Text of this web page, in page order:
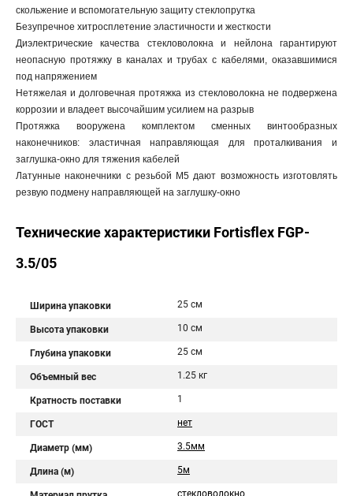
скольжение и вспомогательную защиту стеклопрутка
Безупречное хитросплетение эластичности и жесткости
Диэлектрические качества стекловолокна и нейлона гарантируют
неопасную протяжку в каналах и трубах с кабелями, оказавшимися
под напряжением
Нетяжелая и долговечная протяжка из стекловолокна не подвержена
коррозии и владеет высочайшим усилием на разрыв
Протяжка вооружена комплектом сменных винтообразных
наконечников: эластичная направляющая для проталкивания и
заглушка-окно для тяжения кабелей
Латунные наконечники с резьбой М5 дают возможность изготовлять
резвую подмену направляющей на заглушку-окно
Технические характеристики Fortisflex FGP-
3.5/05
Ширина упаковки 25 см
Высота упаковки 10 см
Глубина упаковки 25 см
Объемный вес 1.25 кг
Кратность поставки 1
ГОСТ нет
Диаметр (мм) 3.5мм
Длина (м) 5м
стекловолокно